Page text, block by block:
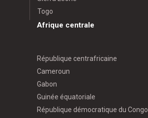
Togo
Afrique centrale
République centrafricaine
Cameroun
Gabon
Guinée équatoriale
République démocratique du Congo